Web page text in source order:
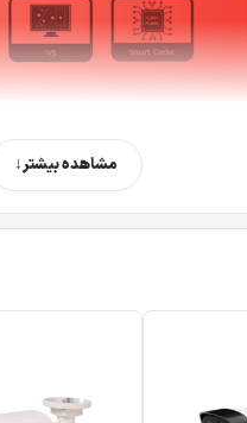
مشاهده بیشتر